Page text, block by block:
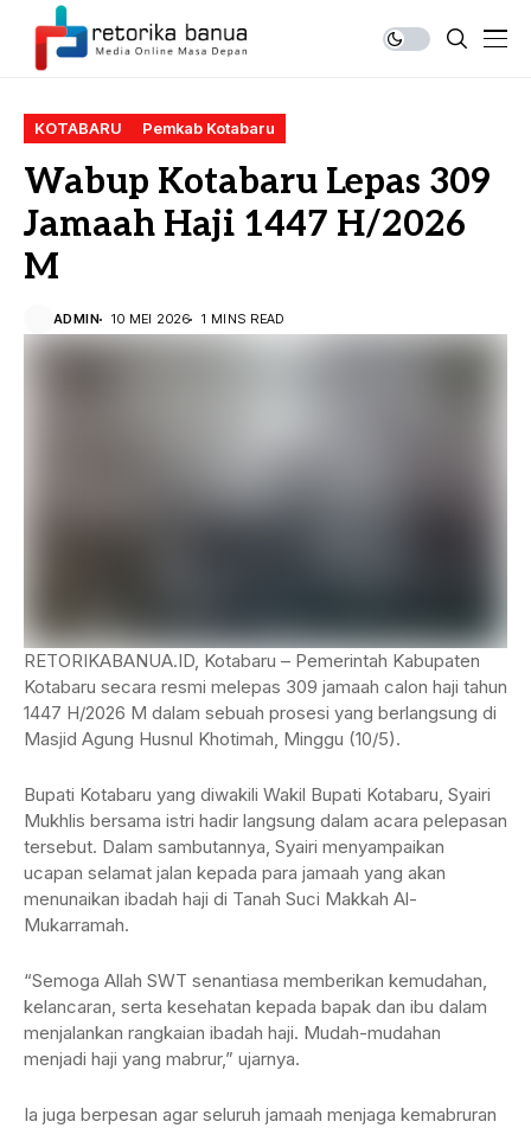
KOTABARU Pemkab Kotabaru
Wabup Kotabaru Lepas 309
Jamaah Haji 1447 H/2026
M
ADMIN 10 MEI 2026 1 MINS READ
RETORIKABANUA.ID, Kotabaru – Pemerintah Kabupaten
Kotabaru secara resmi melepas 309 jamaah calon haji tahun
1447 H/2026 M dalam sebuah prosesi yang berlangsung di
Masjid Agung Husnul Khotimah, Minggu (10/5).
Bupati Kotabaru yang diwakili Wakil Bupati Kotabaru, Syairi
Mukhlis bersama istri hadir langsung dalam acara pelepasan
tersebut. Dalam sambutannya, Syairi menyampaikan
ucapan selamat jalan kepada para jamaah yang akan
menunaikan ibadah haji di Tanah Suci Makkah Al-
Mukarramah.
“Semoga Allah SWT senantiasa memberikan kemudahan,
kelancaran, serta kesehatan kepada bapak dan ibu dalam
menjalankan rangkaian ibadah haji. Mudah-mudahan
menjadi haji yang mabrur,” ujarnya.
Ia juga berpesan agar seluruh jamaah menjaga kemabruran